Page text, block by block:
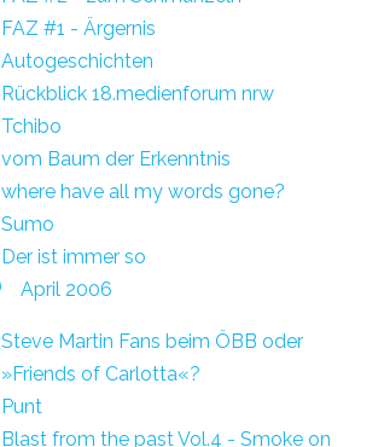
FAZ #1 - Ärgernis
Autogeschichten
Rückblick 18.medienforum nrw
Tchibo
vom Baum der Erkenntnis
where have all my words gone?
Sumo
Der ist immer so
April 2006
Steve Martin Fans beim ÖBB oder
»Friends of Carlotta«?
Punt
Blast from the past Vol.4 - Smoke on